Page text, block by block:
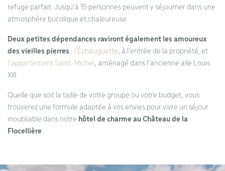
refuge parfait. Jusqu’à 15 personnes peuvent y séjourner dans une
atmosphère bucolique et chaleureuse.
Deux petites dépendances raviront également les amoureux
des vieilles pierres : l’Échauguette, à l’entrée de la propriété, et
l’appartement Saint-Michel, aménagé dans l’ancienne aile Louis
XIII.
Quelle que soit la taille de votre groupe ou votre budget, vous
trouverez une formule adaptée à vos envies pour vivre un séjour
inoubliable dans notre hôtel de charme au Château de la
Flocellière.